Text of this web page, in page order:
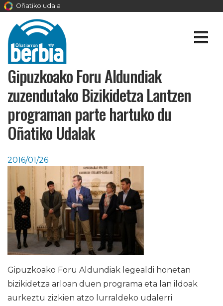
Oñatiko udala
Gipuzkoako Foru Aldundiak
zuzendutako Bizikidetza Lantzen
programan parte hartuko du
Oñatiko Udalak
2016/01/26
Gipuzkoako Foru Aldundiak legealdi honetan
bizikidetza arloan duen programa eta lan ildoak
aurkeztu zizkien atzo lurraldeko udalerri